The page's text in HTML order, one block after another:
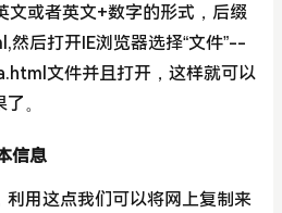
文或者英文+数字的形式，后缀
后打开IE浏览器选择“文件”--
文件并且打开，这样就可以
。
信息
用这点我们可以将网上复制来